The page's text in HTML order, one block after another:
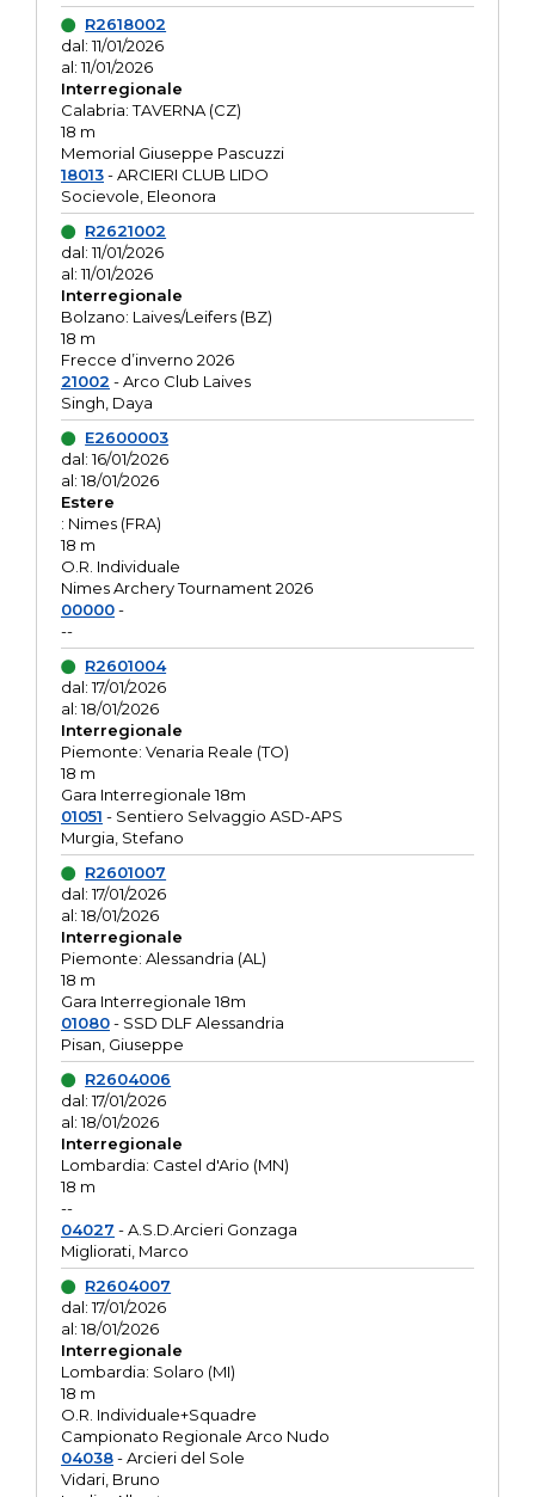
R2618002
dal: 11/01/2026
al: 11/01/2026
Interregionale
Calabria: TAVERNA (CZ)
18 m
Memorial Giuseppe Pascuzzi
18013- ARCIERI CLUB LIDO
Socievole, Eleonora
R2621002
dal: 11/01/2026
al: 11/01/2026
Interregionale
Bolzano: Laives/Leifers (BZ)
18 m
Frecce d’inverno 2026
21002 - Arco Club Laives
Singh, Daya
E2600003
dal: 16/01/2026
al: 18/01/2026
Estere
: Nimes (FRA)
18 m
O.R. Individuale
Nimes Archery Tournament 2026
00000-
--
R2601004
dal: 17/01/2026
al: 18/01/2026
Interregionale
Piemonte: Venaria Reale (TO)
18 m
Gara Interregionale 18m
01051 - Sentiero Selvaggio ASD-APS
Murgia, Stefano
R2601007
dal: 17/01/2026
al: 18/01/2026
Interregionale
Piemonte: Alessandria (AL)
18 m
Gara Interregionale 18m
01080- SSD DLF Alessandria
Pisan, Giuseppe
R2604006
dal: 17/01/2026
al: 18/01/2026
Interregionale
Lombardia: Castel d'Ario (MN)
18 m
--
04027 - A.S.D.Arcieri Gonzaga
Migliorati, Marco
R2604007
dal: 17/01/2026
al: 18/01/2026
Interregionale
Lombardia: Solaro (MI)
18 m
O.R. Individuale+Squadre
Campionato Regionale Arco Nudo
04038- Arcieri del Sole
Vidari, Bruno